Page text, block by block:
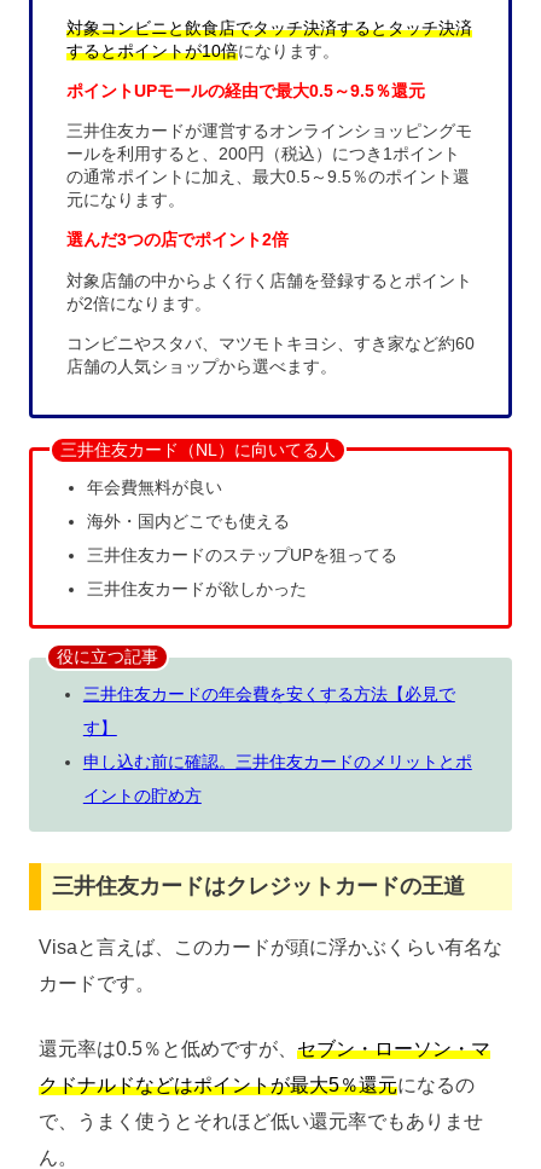
対象コンビニと飲食店でタッチ決済するとタッチ決済
するとポイントが10倍になります。
ポイントUPモールの経由で最大0.5～9.5％還元
三井住友カードが運営するオンラインショッピングモ
ールを利用すると、200円（税込）につき1ポイント
の通常ポイントに加え、最大0.5～9.5％のポイント還
元になります。
選んだ3つの店でポイント2倍
対象店舗の中からよく行く店舗を登録するとポイント
が2倍になります。
コンビニやスタバ、マツモトキヨシ、すき家など約60
店舗の人気ショップから選べます。
三井住友カード（NL）に向いてる人
年会費無料が良い
海外・国内どこでも使える
三井住友カードのステップUPを狙ってる
三井住友カードが欲しかった
役に立つ記事
三井住友カードの年会費を安くする方法【必見で
す】
申し込む前に確認。三井住友カードのメリットとポ
イントの貯め方
三井住友カードはクレジットカードの王道
Visaと言えば、このカードが頭に浮かぶくらい有名な
カードです。
還元率は0.5％と低めですが、 セブン・ローソン・マ
クドナルドなどはポイントが最大5％還元になるの
で、うまく使うとそれほど低い還元率でもありませ
ん。